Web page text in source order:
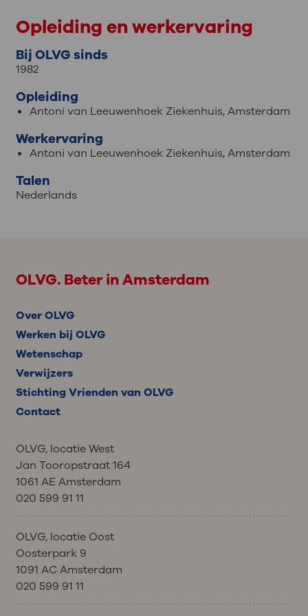
Opleiding en werkervaring
Bij OLVG sinds
1982
Opleiding
Antoni van Leeuwenhoek Ziekenhuis, Amsterdam
Werkervaring
Antoni van Leeuwenhoek Ziekenhuis, Amsterdam
Talen
Nederlands
OLVG. Beter in Amsterdam
Over OLVG
Werken bij OLVG
Wetenschap
Verwijzers
Stichting Vrienden van OLVG
Contact
OLVG, locatie West
Jan Tooropstraat 164
1061 AE Amsterdam
020 599 91 11
OLVG, locatie Oost
Oosterpark 9
1091 AC Amsterdam
020 599 91 11